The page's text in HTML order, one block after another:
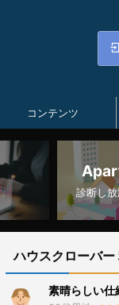
コンテンツ
診断し
ハウスクローバー
素晴らしい仕